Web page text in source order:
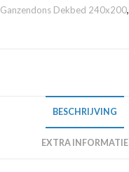
Ganzendons Dekbed 240x200,
BESCHRIJVING
EXTRA INFORMATIE